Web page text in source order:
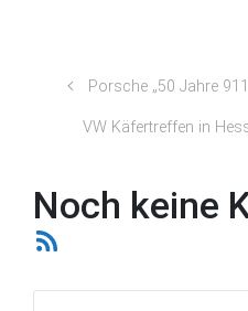
Porsche „50 Jahre
VW Käfertreffen in
Noch keine